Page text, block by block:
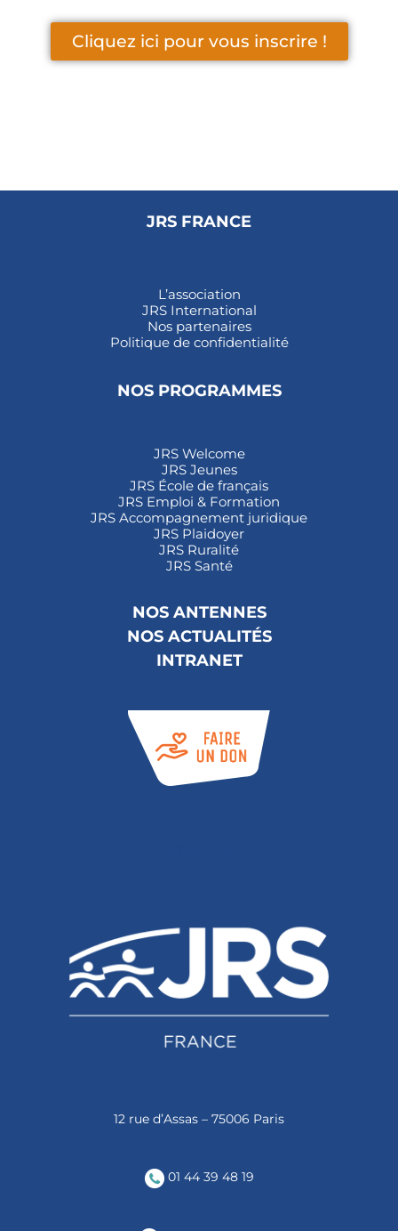
Cliquez ici pour vous inscrire !
JRS FRANCE
L’association
JRS International
Nos partenaires
Politique de confidentialité
NOS PROGRAMMES
JRS Welcome
JRS Jeunes
JRS École de français
JRS Emploi & Formation
JRS Accompagnement juridique
JRS Plaidoyer
JRS Ruralité
JRS Santé
NOS ANTENNES
NOS ACTUALITÉS
INTRANET
12 rue d’Assas – 75006 Paris
01 44 39 48 19